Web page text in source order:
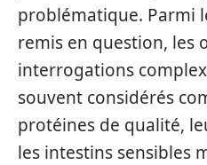
problématique. Parmi
remis en question, les
interrogations
souvent considérés
protéines de qualité,
les intestins sensibles